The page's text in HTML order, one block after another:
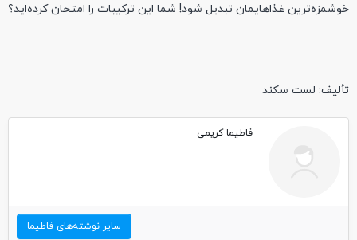
خوشمزه‌ترین غذاهایمان تبدیل شود! شما این ترکیبات را امتحان کرده‌اید؟
تألیف: لست سکند
فاطیما کریمی
سایر نوشته‌های فاطیما